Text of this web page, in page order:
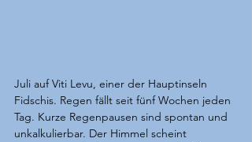
Juli auf Viti Levu, einer der Hauptinseln
Fidschis. Regen fällt seit fünf Wochen jeden
Tag. Kurze Regenpausen sind spontan und
unkalkulierbar. Der Himmel scheint